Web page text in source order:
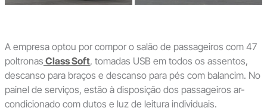
A empresa optou por compor o salão de passageiros com 47
poltronas Class Soft, tomadas USB em todos os assentos,
descanso para braços e descanso para pés com balancim. No
painel de serviços, estão à disposição dos passageiros ar-
condicionado com dutos e luz de leitura individuais.